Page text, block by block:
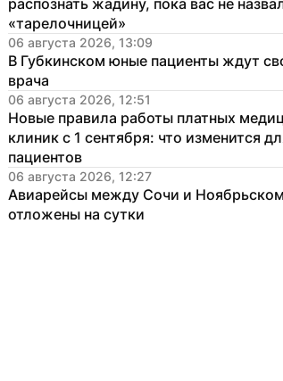
распознать жадину, пока вас не
«тарелочницей»
06 августа 2026, 13:09
В Губкинском юные пациенты ждут
врача
06 августа 2026, 12:51
Новые правила работы платных
клиник с 1 сентября: что изменится
пациентов
06 августа 2026, 12:27
Авиарейсы между Сочи и Ноябрьском
отложены на сутки